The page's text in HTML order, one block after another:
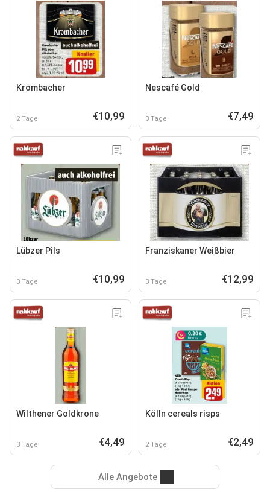
Krombacher
2 Tage €10,99
Nescafé Gold
3 Tage €7,49
Lübzer Pils
3 Tage €10,99
Franziskaner Weißbier
3 Tage €12,99
Wilthener Goldkrone
3 Tage €4,49
Kölln cereals risps
2 Tage €2,49
Alle Angebote